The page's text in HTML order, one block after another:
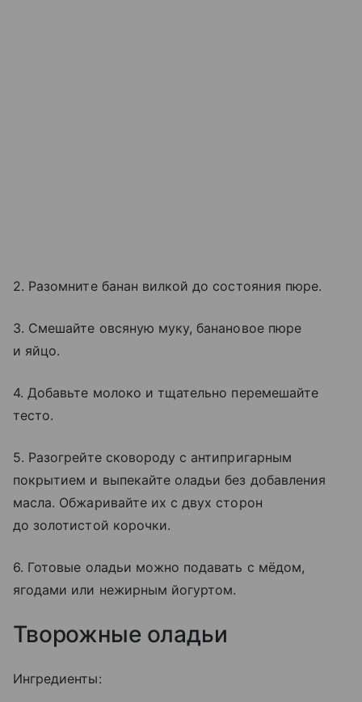
2. Разомните банан вилкой до состояния пюре.
3. Смешайте овсяную муку, банановое пюре
и яйцо.
4. Добавьте молоко и тщательно перемешайте
тесто.
5. Разогрейте сковороду с антипригарным
покрытием и выпекайте оладьи без добавления
масла. Обжаривайте их с двух сторон
до золотистой корочки.
6. Готовые оладьи можно подавать с мёдом,
ягодами или нежирным йогуртом.
Творожные оладьи
Ингредиенты: